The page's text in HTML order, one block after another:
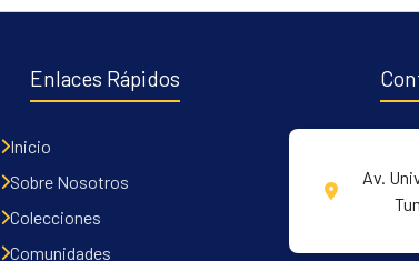
Enlaces Rápidos
Inicio
Sobre Nosotros
Colecciones
Comunidades
Av.